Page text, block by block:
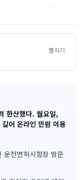
펼치기
한산했다. 월요일,
어 온라인 민원 이용
운전면허시험장 방문